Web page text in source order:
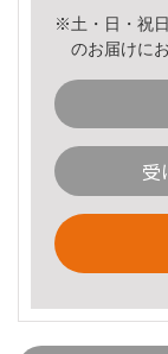
※土・日・祝
のお届けに
受